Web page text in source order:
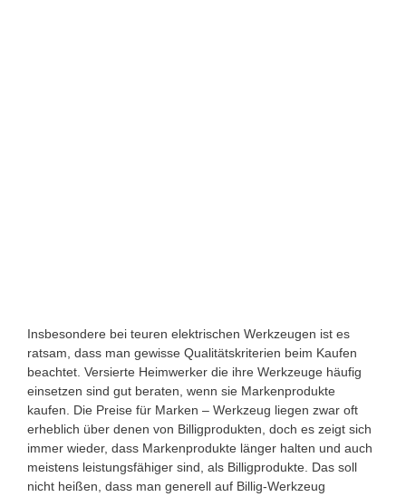
Insbesondere bei teuren elektrischen Werkzeugen ist es
ratsam, dass man gewisse Qualitätskriterien beim Kaufen
beachtet. Versierte Heimwerker die ihre Werkzeuge häufig
einsetzen sind gut beraten, wenn sie Markenprodukte
kaufen. Die Preise für Marken – Werkzeug liegen zwar oft
erheblich über denen von Billigprodukten, doch es zeigt sich
immer wieder, dass Markenprodukte länger halten und auch
meistens leistungsfähiger sind, als Billigprodukte. Das soll
nicht heißen, dass man generell auf Billig-Werkzeug